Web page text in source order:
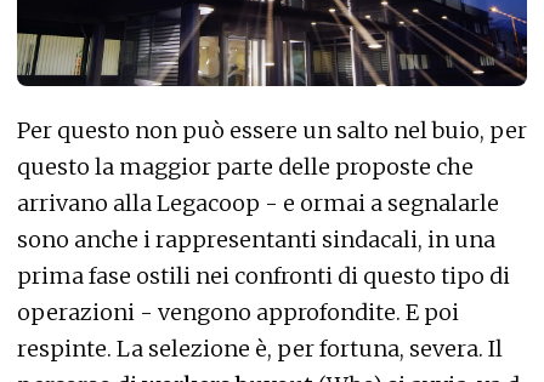
Per questo non può essere un salto nel buio, per
questo la maggior parte delle proposte che
arrivano alla Legacoop - e ormai a segnalarle
sono anche i rappresentanti sindacali, in una
prima fase ostili nei confronti di questo tipo di
operazioni - vengono approfondite. E poi
respinte. La selezione è, per fortuna, severa. Il